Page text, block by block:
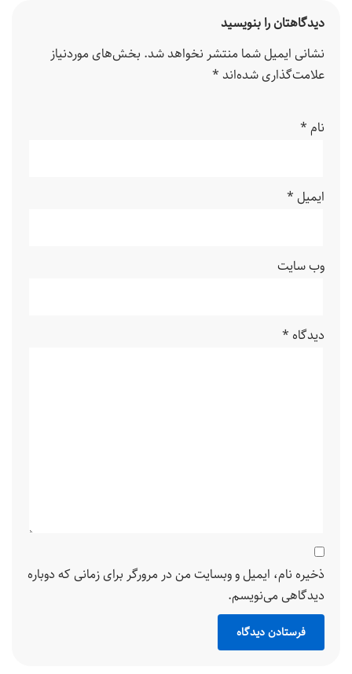
دیدگاهتان را بنویسید
نشانی ایمیل شما منتشر نخواهد شد. بخش‌های موردنیاز
علامت‌گذاری شده‌اند *
نام *
ایمیل *
وب‌ سایت
دیدگاه *
ذخیره نام، ایمیل و وبسایت من در مرورگر برای زمانی که دوباره
دیدگاهی می‌نویسم.